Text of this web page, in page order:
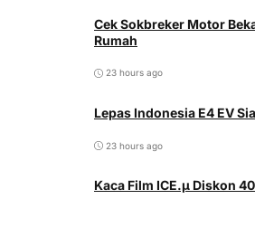
Cek Sokbreker Motor
Rumah
23 hours ago
Lepas Indonesia E4 EV
23 hours ago
Kaca Film ICE.µ Diskon